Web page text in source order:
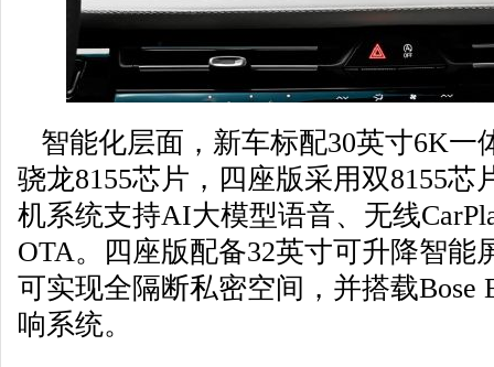
智能化层面，新车标配30英寸6K一
骁龙8155芯片，四座版采用双8155
机系统支持AI大模型语音、无线
OTA。四座版配备32英寸可升降智能
可实现全隔断私密空间，并搭载Bose
响系统。